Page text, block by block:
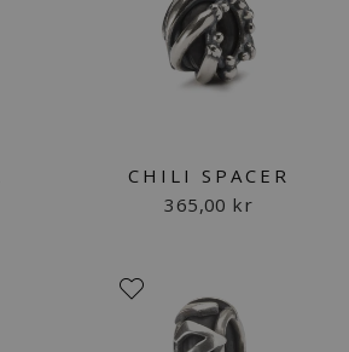
CHILI SPACER
365,00 kr